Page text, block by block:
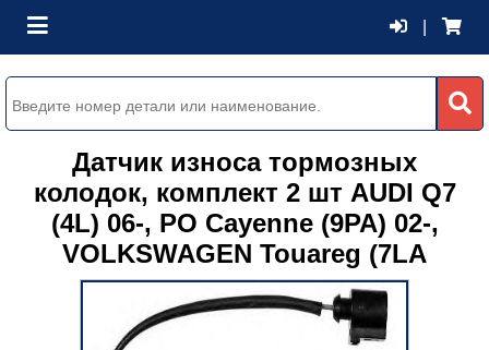
Датчик износа тормозных
колодок, комплект 2 шт AUDI Q7
(4L) 06-, PO Cayenne (9PA) 02-,
VOLKSWAGEN Touareg (7LA